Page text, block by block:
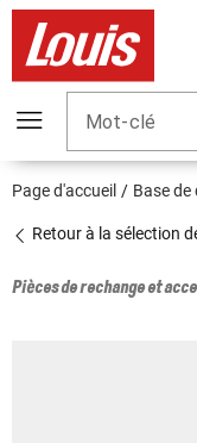
Mot-clé
Page d'accueil Base
Retour à la sélection
Pièces de rechange et